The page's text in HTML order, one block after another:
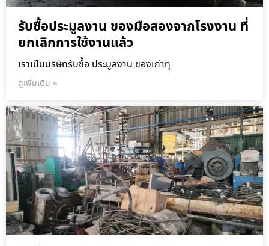
รับซื้อประมูลงาน ของมือสองจากโรงงาน ที่
ยกเลิกการใช้งานแล้ว
เราเป็นบริษัทรับซื้อ ประมูลงาน ของเก่าทุ
ดูเพิ่มเติม »